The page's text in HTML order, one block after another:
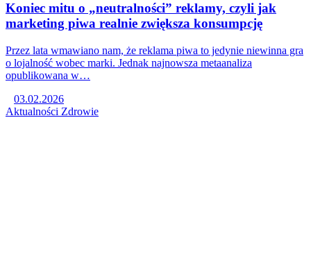
Koniec mitu o „neutralności” reklamy, czyli jak
marketing piwa realnie zwiększa konsumpcję
Przez lata wmawiano nam, że reklama piwa to jedynie niewinna gra
o lojalność wobec marki. Jednak najnowsza metaanaliza
opublikowana w…
03.02.2026
Aktualności Zdrowie